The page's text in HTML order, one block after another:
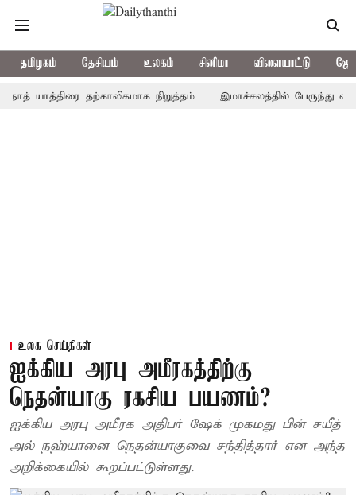
தமிழகம் தேசியம் உலகம் சினிமா விளையாட்டு
தற்காலிகமாக நிறுத்தம் இமாச்சலத்தில் பேருந்து விபத்து;
உலக செய்திகள்
ஐக்கிய அரபு அமீரகத்திற்கு
நெதன்யாகு ரகசிய பயணம்?
ஐக்கிய அரபு அமீரக அதிபர் ஷேக் முகமது பின் சயீத்
அல் நஹ்யானை நெதன்யாகுவை சந்தித்தார் என அந்த
அறிக்கையில் கூறப்பட்டுள்ளது.